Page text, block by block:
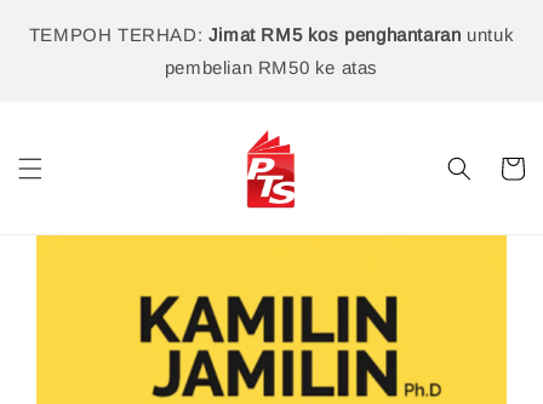
TEMPOH TERHAD: Jimat RM5 kos penghantaran untuk
pembelian RM50 ke atas